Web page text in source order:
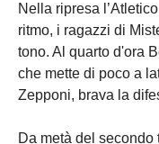
Nella ripresa
ritmo, i ragazzi di
tono. Al quarto d'ora
che mette di poco a
Zepponi, brava la
Da metà del